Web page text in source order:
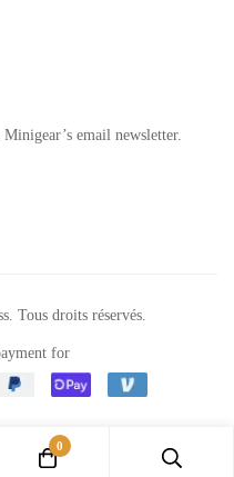
email newsletter.
Tous droits réservés.
for
0